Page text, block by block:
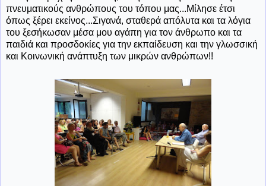
πνευματικούς ανθρώπους του τόπου μας...Μίλησε έτσι
όπως ξέρει εκείνος...Σιγανά, σταθερά απόλυτα και τα λόγια
του ξεσήκωσαν μέσα μου αγάπη για τον άνθρωπο και τα
παιδιά και προσδοκίες για την εκπαίδευση και την γλωσσική
και Κοινωνική ανάπτυξη των μικρών ανθρώπων!!